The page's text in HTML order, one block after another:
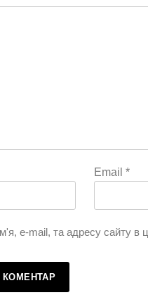
Email *
e-mail, та адресу сайту в